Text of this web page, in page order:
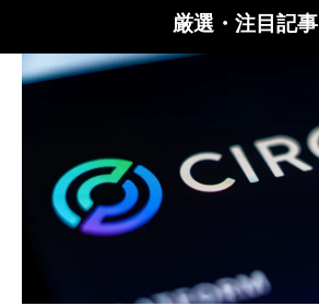
厳選・注目記事